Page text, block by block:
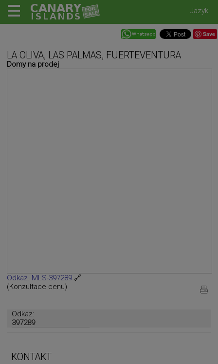
Jazyk
Save
LA OLIVA, LAS PALMAS, FUERTEVENTURA
Domy na prodej
Odkaz. MLS-397289 🔗
(Konzultace cenu)
Odkaz:
397289
KONTAKT